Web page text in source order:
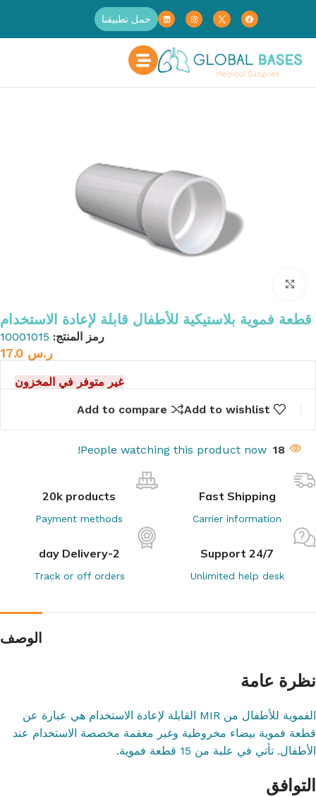
حمل تطبيقنا
الرئيسية العلاج التنفسي أجهزة فحص مستوى الأوكسجين
قطعة فموية بلاستيكية للأطفال قابلة لإعادة الاستخدام
رمز المنتج: 10001015
ر.س 17.0
غير متوفر في المخزون
Add to wishlist
Add to compare
18
People watching this product now!
Fast Shipping
Carrier information
20k products
Payment methods
24/7 Support
Unlimited help desk
2-day Delivery
Track or off orders
الوصف
نظرة عامة
الفموية للأطفال من MIR القابلة لإعادة الاستخدام هي عبارة عن
قطعة فموية بيضاء مخروطية وغير معقمة مخصصة الاستخدام عند
الأطفال. تأتي في علبة من 15 قطعة فموية.
التوافق